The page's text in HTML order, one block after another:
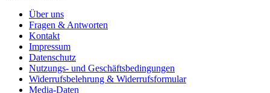
Über uns
Fragen & Antworten
Kontakt
Impressum
Datenschutz
Nutzungs- und Geschäftsbedingungen
Widerrufsbelehrung & Widerrufsformular
Media-Daten